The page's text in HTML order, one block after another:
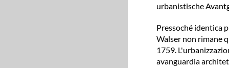
urbanistische
Pressoché identica
Walser non rimane
1759.
avanguardia